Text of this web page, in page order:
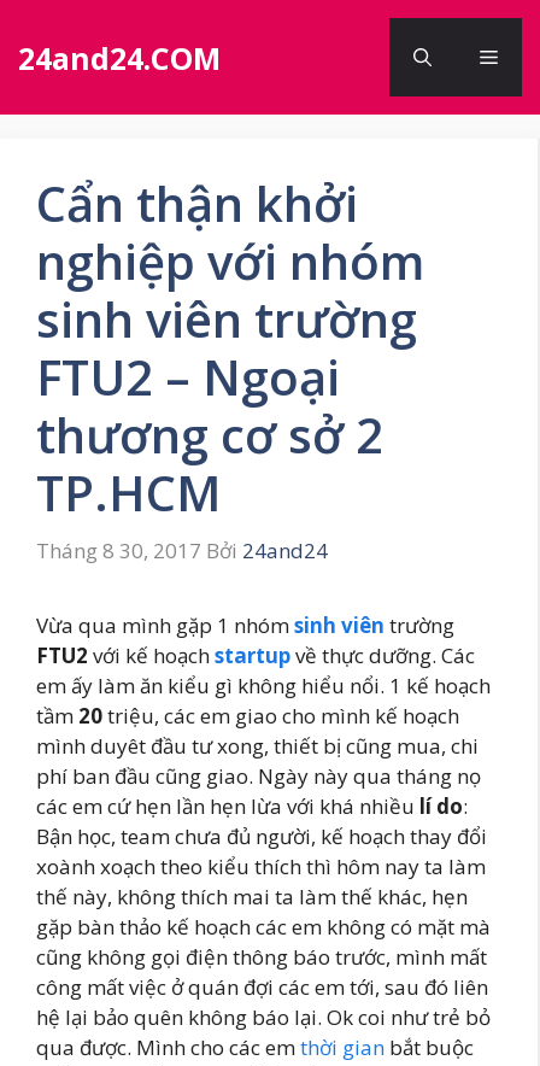
đến
nội24and24.COM
Cẩn thận khởi
nghiệp với nhóm
sinh viên trường
FTU2 – Ngoại
thương cơ sở 2
TP.HCM
Tháng 8 30, 2017 Bởi 24and24
Vừa qua mình gặp 1 nhómsinh viên trường
FTU2 với kế hoạchstartupvề thực dưỡng. Các
em ấy làm ăn kiểu gì không hiểu nổi. 1 kế hoạch
tầm 20triệu, các em giao cho mình kế hoạch
mình duyêt đầu tư xong, thiết bị cũng mua, chi
phí ban đầu cũng giao. Ngày này qua tháng nọ
các em cứ hẹn lần hẹn lừa với khá nhiều lí do:
Bận học, team chưa đủ người, kế hoạch thay đổi
xoành xoạch theo kiểu thích thì hôm nay ta làm
thế này, không thích mai ta làm thế khác, hẹn
gặp bàn thảo kế hoạch các em không có mặt mà
cũng không gọi điện thông báo trước, mình mất
công mất việc ở quán đợi các em tới, sau đó liên
hệ lại bảo quên không báo lại. Ok coi như trẻ bỏ
qua được. Mình cho các emthời gian bắt buộc